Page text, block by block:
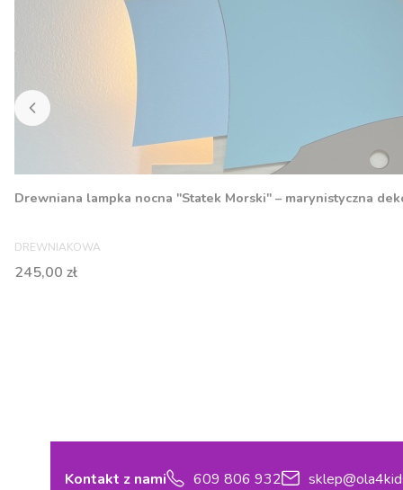
Drewniana lampka nocna "Statek Morski" – marynistyczna
PRODUCENT
DREWNIAKOWA
Cena
245,00 zł
Kontakt z nami 609 806 932